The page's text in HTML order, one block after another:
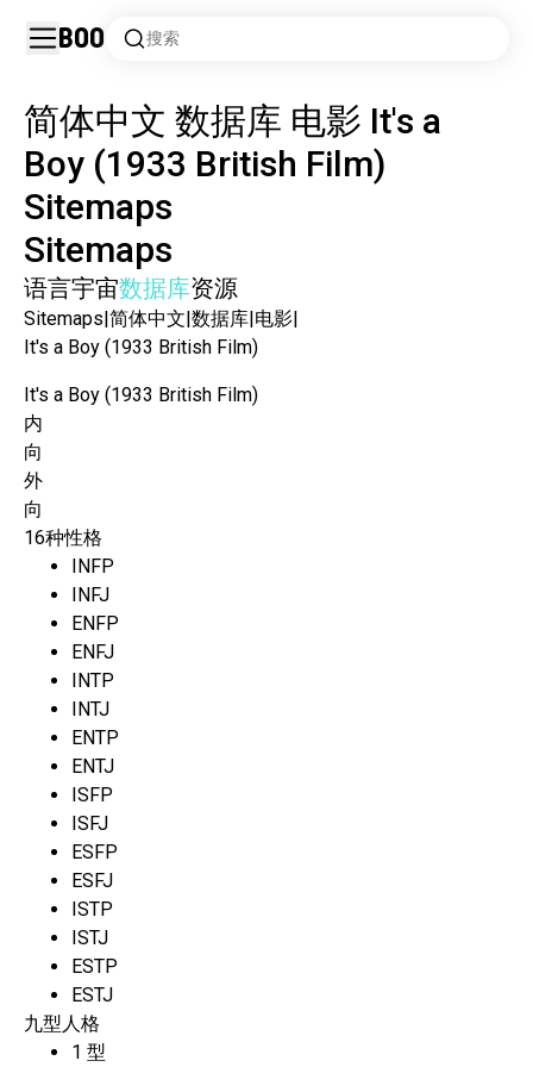
Boo 搜索
简体中文 数据库 电影 It's a
Boy (1933 British Film)
Sitemaps
Sitemaps
语言宇宙数据库资源
Sitemaps|简体中文|数据库|电影|
It's a Boy (1933 British Film)
It's a Boy (1933 British Film)
内
向
外
向
16种性格
INFP
INFJ
ENFP
ENFJ
INTP
INTJ
ENTP
ENTJ
ISFP
ISFJ
ESFP
ESFJ
ISTP
ISTJ
ESTP
ESTJ
九型人格
1 型